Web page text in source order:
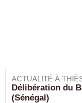
ACTUALITÉ À
Délibération du
(Sénégal)